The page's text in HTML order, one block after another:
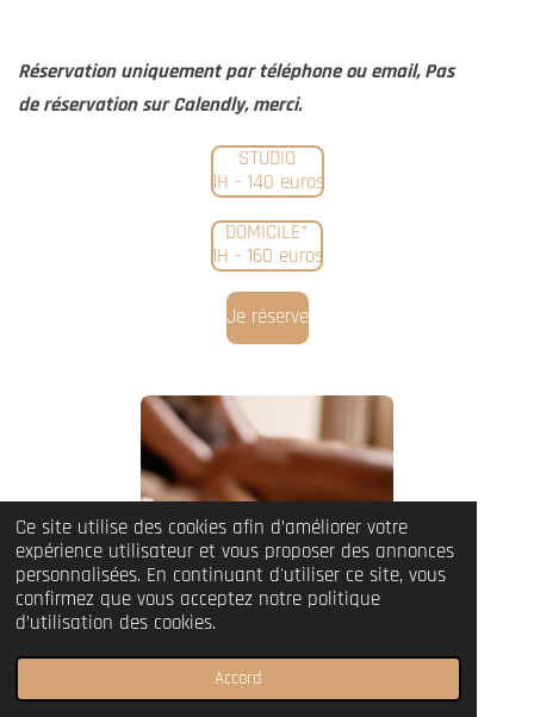
Ce site utilise des cookies afin d’améliorer votre
expérience utilisateur et vous proposer des annonces
personnalisées. En continuant d'utiliser ce site, vous
confirmez que vous acceptez notre politique
d’utilisation des cookies.
Accord
Réservation uniquement par téléphone ou email, Pas
de réservation sur Calendly, merci.
STUDIO
1H - 140 euros
DOMICILE*
1H - 160 euros
Je réserve